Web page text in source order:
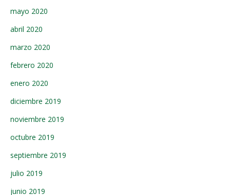
mayo 2020
abril 2020
marzo 2020
febrero 2020
enero 2020
diciembre 2019
noviembre 2019
octubre 2019
septiembre 2019
julio 2019
junio 2019